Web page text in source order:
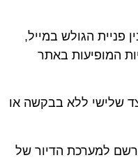
פניית הגולש במייל,
המופיעות באתר
שלישי ללא בבקשה או
למערכת הדיור של